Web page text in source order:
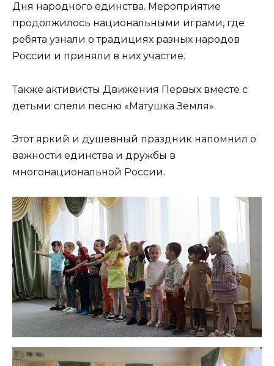
Дня народного единства. Мероприятие
продолжилось национальными играми, где
ребята узнали о традициях разных народов
России и приняли в них участие.
Также активисты Движения Первых вместе с
детьми спели песню «Матушка Земля».
Этот яркий и душевный праздник напомнил о
важности единства и дружбы в
многонациональной России.